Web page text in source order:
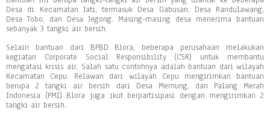
Desa di Kecamatan Jati, termasuk Desa Gabusan, Desa Randulawang,
Desa Tobo, dan Desa Jegong. Masing-masing desa menerima bantuan
sebanyak 3 tangki air bersih.
Selain bantuan dari BPBD Blora, beberapa perusahaan melakukan
kegiatan Corporate Social Responsibility (CSR) untuk membantu
mengatasi krisis air. Salah satu contohnya adalah bantuan dari wilayah
Kecamatan Cepu. Relawan dari wilayah Cepu mengirimkan bantuan
berupa 2 tangki air bersih dari Desa Mernung, dan Palang Merah
Indonesia (PMI) Blora juga ikut berpartisipasi dengan mengirimkan 2
tangki air bersih.